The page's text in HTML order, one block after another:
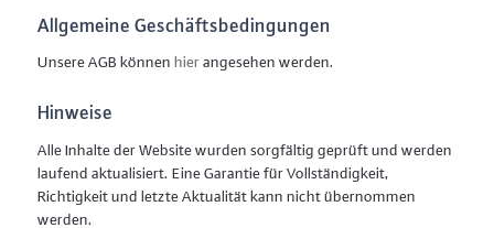
Allgemeine Geschäftsbedingungen
Unsere AGB können hier angesehen werden.
Hinweise
Alle Inhalte der Website wurden sorgfältig geprüft und werden
laufend aktualisiert. Eine Garantie für Vollständigkeit,
Richtigkeit und letzte Aktualität kann nicht übernommen
werden.